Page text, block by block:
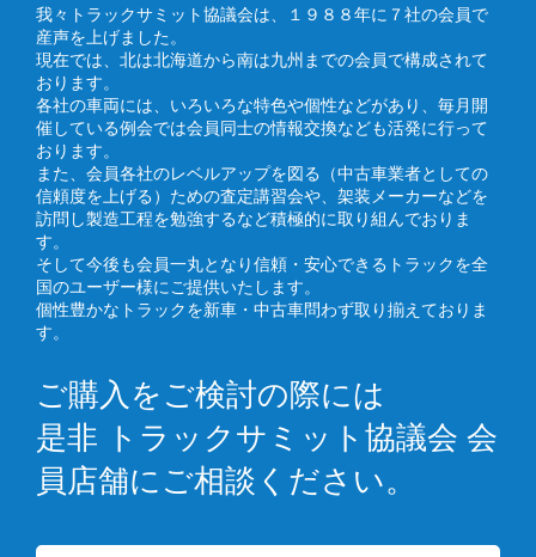
我々トラックサミット協議会は、１９８８年に７社の会員で
産声を上げました。
現在では、北は北海道から南は九州までの会員で構成されて
おります。
各社の車両には、いろいろな特色や個性などがあり、毎月開
催している例会では会員同士の情報交換なども活発に行って
おります。
また、会員各社のレベルアップを図る（中古車業者としての
信頼度を上げる）ための査定講習会や、架装メーカーなどを
訪問し製造工程を勉強するなど積極的に取り組んでおりま
す。
そして今後も会員一丸となり信頼・安心できるトラックを全
国のユーザー様にご提供いたします。
個性豊かなトラックを新車・中古車問わず取り揃えておりま
す。
ご購入をご検討の際には
是非 トラックサミット協議会 会
員店舗にご相談ください。